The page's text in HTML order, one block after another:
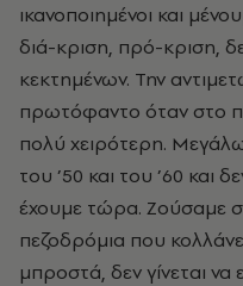
ικανοποιημένοι και
διά-κριση, πρό-κριση,
κεκτημένων. Την
πρωτόφαντο όταν στο
πολύ χειρότερη.
του ’50 και του ’60 και
έχουμε τώρα. Ζούσαμε
πεζοδρόμια που
μπροστά, δεν γίνεται